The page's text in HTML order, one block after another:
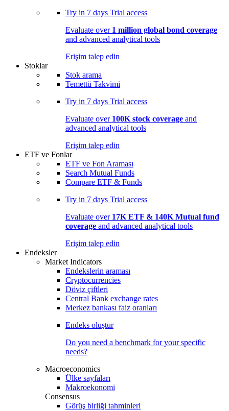
Try in 7 days Trial access
Evaluate over 1 million global bond coverage
and advanced analytical tools
Erişim talep edin
Stoklar
Stok arama
Temettü Takvimi
Try in 7 days Trial access
Evaluate over 100K stock coverage and
advanced analytical tools
Erişim talep edin
ETF ve Fonlar
ETF ve Fon Araması
Search Mutual Funds
Compare ETF & Funds
Try in 7 days Trial access
Evaluate over 17K ETF & 140K Mutual fund
coverage and advanced analytical tools
Erişim talep edin
Endeksler
Market Indicators
Endekslerin araması
Cryptocurrencies
Döviz çiftleri
Central Bank exchange rates
Merkez bankası faiz oranları
Endeks oluştur
Do you need a benchmark for your specific
needs?
Macroeconomics
Ülke sayfaları
Makroekonomi
Consensus
Görüş birliği tahminleri